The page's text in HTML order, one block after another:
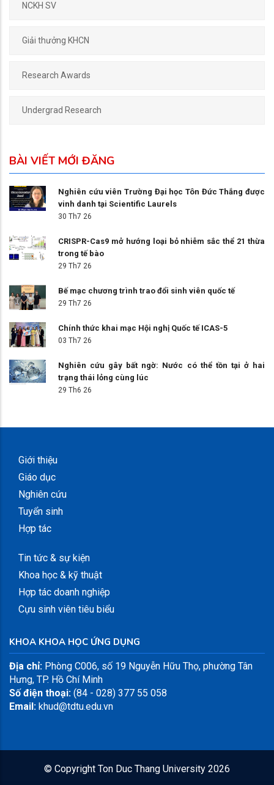
NCKH SV
Giải thưởng KHCN
Research Awards
Undergrad Research
BÀI VIẾT MỚI ĐĂNG
Nghiên cứu viên Trường Đại học Tôn Đức Thắng được
vinh danh tại Scientific Laurels
30 Th7 26
CRISPR-Cas9 mở hướng loại bỏ nhiễm sắc thể 21 thừa
trong tế bào
29 Th7 26
Bế mạc chương trình trao đổi sinh viên quốc tế
29 Th7 26
Chính thức khai mạc Hội nghị Quốc tế ICAS-5
03 Th7 26
Nghiên cứu gây bất ngờ: Nước có thể tồn tại ở hai
trạng thái lỏng cùng lúc
29 Th6 26
Giới thiệu
Giáo dục
Nghiên cứu
Tuyển sinh
Hợp tác
Tin tức & sự kiện
Khoa học & kỹ thuật
Hợp tác doanh nghiệp
Cựu sinh viên tiêu biểu
KHOA KHOA HỌC ỨNG DỤNG
Địa chỉ: Phòng C006, số 19 Nguyễn Hữu Thọ, phường Tân
Hưng, TP. Hồ Chí Minh
Số điện thoại: (84 - 028) 377 55 058
Email: khud@tdtu.edu.vn
© Copyright Ton Duc Thang University 2026